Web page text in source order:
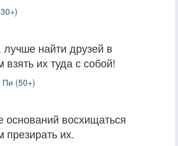
найти друзей в
взять их туда с собой!
Пи (50+)
оснований восхищаться
их.